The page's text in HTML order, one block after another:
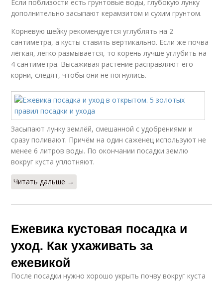
Если поблизости есть грунтовые воды, глубокую лунку
дополнительно засыпают керамзитом и сухим грунтом.
Корневую шейку рекомендуется углублять на 2
сантиметра, а кусты ставить вертикально. Если же почва
лёгкая, легко размывается, то корень лучше углубить на
4 сантиметра. Высаживая растение расправляют его
корни, следят, чтобы они не погнулись.
Засыпают лунку землёй, смешанной с удобрениями и
сразу поливают. Причём на один саженец используют не
менее 6 литров воды. По окончании посадки землю
вокруг куста уплотняют.
Читать дальше →
Ежевика кустовая посадка и
уход. Как ухаживать за
ежевикой
После посадки нужно хорошо укрыть почву вокруг куста